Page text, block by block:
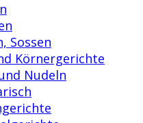
Sossen
Körnergerichte
Nudeln